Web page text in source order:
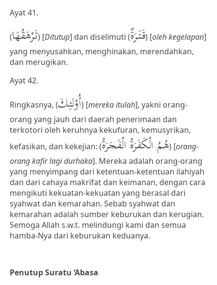
Ayat 41.
(تَرْهَقُهَا) [Ditutup] dan diselimuti (قَتَرَةٌ) [oleh kegelapan]
yang menyusahkan, menghinakan, merendahkan,
dan merugikan.
Ayat 42.
Ringkasnya, (أُوْلئِكَ) [mereka itulah], yakni orang-
orang yang jauh dari daerah penerimaan dan
terkotori oleh keruhnya kekufuran, kemusyrikan,
kefasikan, dan kekejian: (هُمُ الْكَفَرَةُ الْفَجَرَةُ) [orang-
orang kafir lagi durhaka]. Mereka adalah orang-orang
yang menyimpang dari ketentuan-ketentuan ilahiyah
dan dari cahaya makrifat dan keimanan, dengan cara
mengikuti kekuatan-kekuatan yang berasal dari
syahwat dan kemarahan. Sebab syahwat dan
kemarahan adalah sumber keburukan dan kerugian.
Semoga Allah s.w.t. melindungi kami dan semua
hamba-Nya dari keburukan keduanya.
Penutup Suratu ‘Abasa